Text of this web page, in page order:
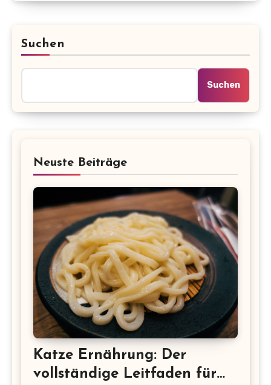
Suchen
Suchen
Neuste Beiträge
Katze Ernährung: Der
vollständige Leitfaden für